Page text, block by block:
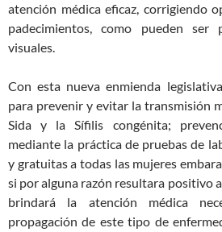
atención médica eficaz, corrigiendo
padecimientos, como pueden ser
visuales.
Con esta nueva enmienda
para prevenir y evitar la transmisión
Sida y la Sífilis congénita;
mediante la práctica de pruebas de
y gratuitas a todas las mujeres
si por alguna razón resultara positivo
brindará la atención médica
propagación de este tipo de